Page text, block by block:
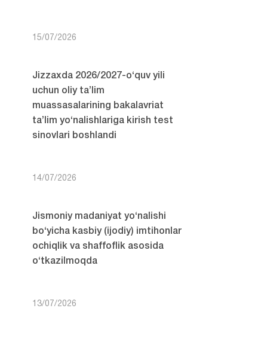
15/07/2026
Jizzaxda 2026/2027-o‘quv yili
uchun oliy ta’lim
muassasalarining bakalavriat
ta’lim yo‘nalishlariga kirish test
sinovlari boshlandi
14/07/2026
Jismoniy madaniyat yo‘nalishi
bo‘yicha kasbiy (ijodiy) imtihonlar
ochiqlik va shaffoflik asosida
o‘tkazilmoqda
13/07/2026